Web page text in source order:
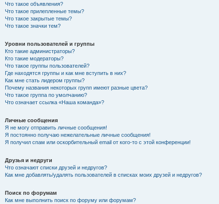
Что такое объявления?
Что такое прилепленные темы?
Что такое закрытые темы?
Что такое значки тем?
Уровни пользователей и группы
Кто такие администраторы?
Кто такие модераторы?
Что такое группы пользователей?
Где находятся группы и как мне вступить в них?
Как мне стать лидером группы?
Почему названия некоторых групп имеют разные цвета?
Что такое группа по умолчанию?
Что означает ссылка «Наша команда»?
Личные сообщения
Я не могу отправить личные сообщения!
Я постоянно получаю нежелательные личные сообщения!
Я получил спам или оскорбительный email от кого-то с этой конференции!
Друзья и недруги
Что означают списки друзей и недругов?
Как мне добавлять/удалять пользователей в списках моих друзей и недругов?
Поиск по форумам
Как мне выполнить поиск по форуму или форумам?